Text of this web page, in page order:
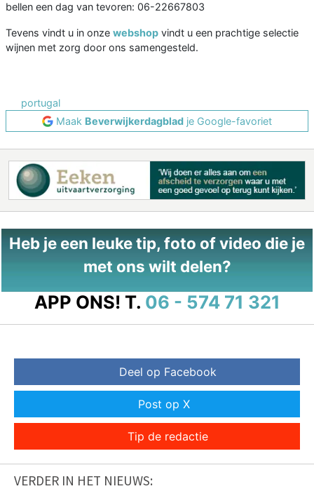
bellen een dag van tevoren: 06-22667803
Tevens vindt u in onze webshop vindt u een prachtige selectie
wijnen met zorg door ons samengesteld.
portugal
Maak Beverwijkerdagblad je Google-favoriet
Heb je een leuke tip, foto of video die je
met ons wilt delen?
APP ONS! T. 06 - 574 71 321
Deel op Facebook
Post op X
Tip de redactie
VERDER IN HET NIEUWS: